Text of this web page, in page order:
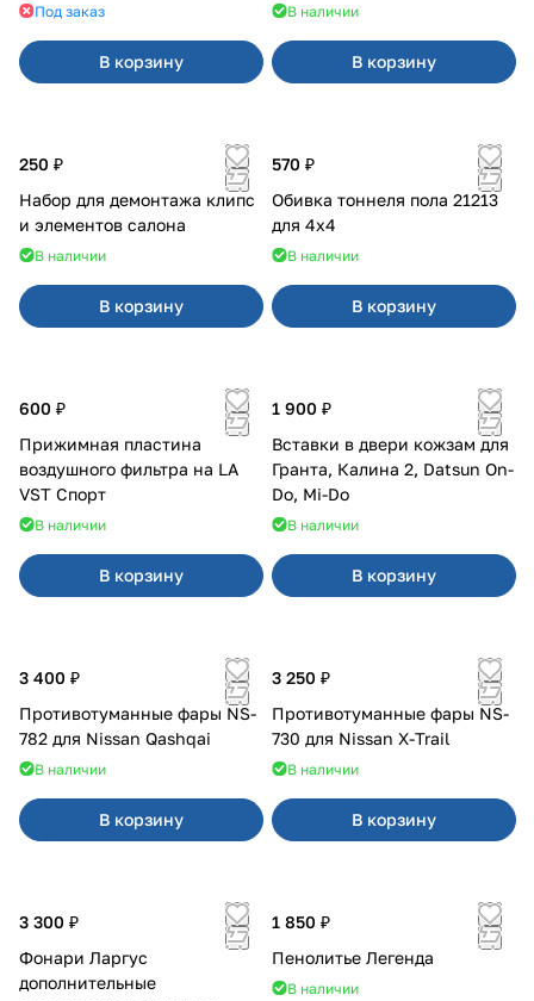
Под заказ
В корзину
В наличии
В корзину
250 ₽
Набор для демонтажа клипс
и элементов салона
В наличии
В корзину
570 ₽
Обивка тоннеля пола 21213
для 4x4
В наличии
В корзину
600 ₽
Прижимная пластина
воздушного фильтра на LA
VST Спорт
В наличии
В корзину
1 900 ₽
Вставки в двери кожзам для
Гранта, Калина 2, Datsun On-
Do, Mi-Do
В наличии
В корзину
3 400 ₽
Противотуманные фары NS-
782 для Nissan Qashqai
В наличии
В корзину
3 250 ₽
Противотуманные фары NS-
730 для Nissan X-Trail
В наличии
В корзину
3 300 ₽
Фонари Ларгус
дополнительные
1 850 ₽
Пенолитье Легенда
В наличии